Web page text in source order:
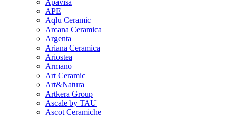
APE
Aqlu Ceramic
Arcana Ceramica
Argenta
Ariana Ceramica
Ariostea
Armano
Art Ceramic
Art&Natura
Artkera Group
Ascale by TAU
Ascot Ceramiche